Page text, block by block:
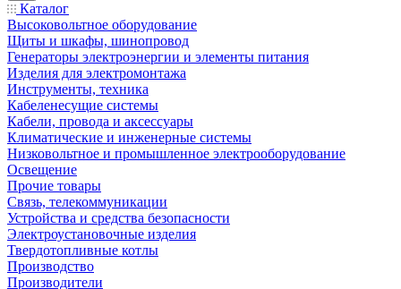
Каталог
Высоковольтное оборудование
Щиты и шкафы, шинопровод
Генераторы электроэнергии и элементы питания
Изделия для электромонтажа
Инструменты, техника
Кабеленесущие системы
Кабели, провода и аксессуары
Климатические и инженерные системы
Низковольтное и промышленное электрооборудование
Освещение
Прочие товары
Связь, телекоммуникации
Устройства и средства безопасности
Электроустановочные изделия
Твердотопливные котлы
Производство
Производители